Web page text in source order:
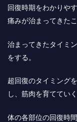
回復時期をわかりや
痛みが治まってきたこ
治まってきたタイミ
をする。
超回復のタイミング
し、筋肉を育てていく
体の各部位の回復時